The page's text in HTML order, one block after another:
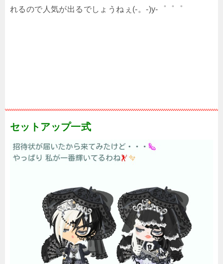
れるので人気が出るでしょうねぇ(-。-)y-゜゜゜
セットアップ一式